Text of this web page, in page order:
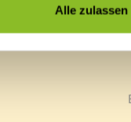
Alle zulassen